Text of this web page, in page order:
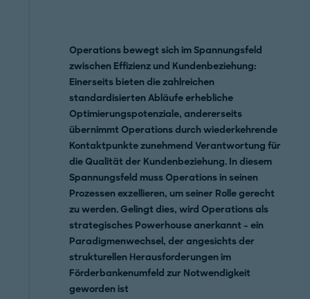
Operations bewegt sich im Spannungsfeld
zwischen Effizienz und Kundenbeziehung:
Einerseits bieten die zahlreichen
standardisierten Abläufe erhebliche
Optimierungspotenziale, andererseits
übernimmt Operations durch wiederkehrende
Kontaktpunkte zunehmend Verantwortung für
die Qualität der Kundenbeziehung. In diesem
Spannungsfeld muss Operations in seinen
Prozessen exzellieren, um seiner Rolle gerecht
zu werden. Gelingt dies, wird Operations als
strategisches Powerhouse anerkannt – ein
Paradigmenwechsel, der angesichts der
strukturellen Herausforderungen im
Förderbankenumfeld zur Notwendigkeit
geworden ist